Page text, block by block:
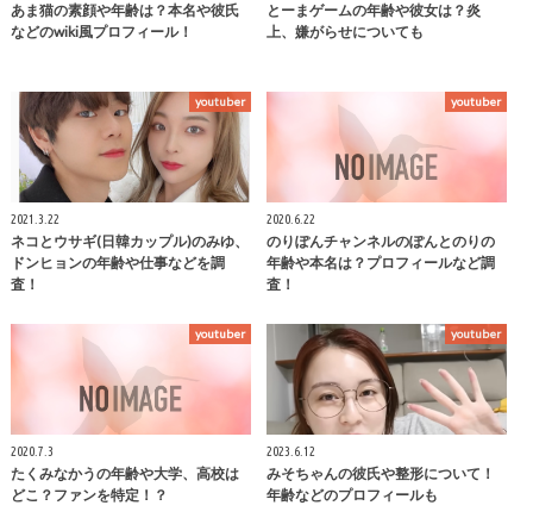
あま猫の素顔や年齢は？本名や彼氏
などのwiki風プロフィール！
とーまゲームの年齢や彼女は？炎
上、嫌がらせについても
youtuber
2021.3.22
ネコとウサギ(日韓カップル)のみゆ、
ドンヒョンの年齢や仕事などを調
査！
youtuber
2020.6.22
のりぽんチャンネルのぽんとのりの
年齢や本名は？プロフィールなど調
査！
youtuber
2020.7.3
たくみなかうの年齢や大学、高校は
どこ？ファンを特定！？
youtuber
2023.6.12
みそちゃんの彼氏や整形について！
年齢などのプロフィールも